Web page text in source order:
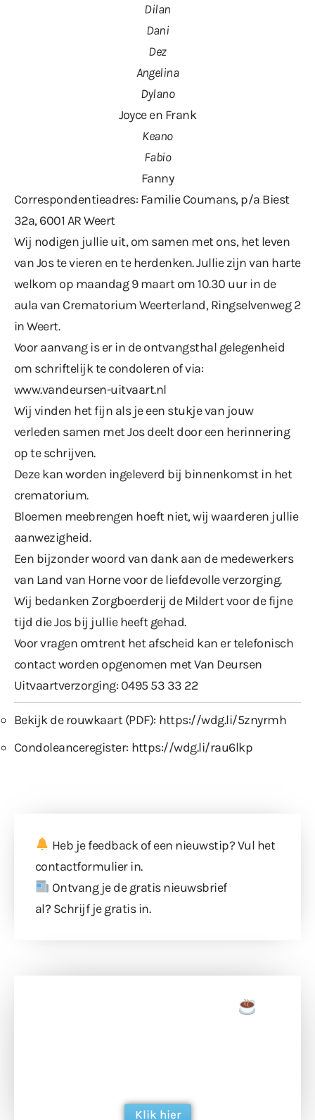
Dilan
Dani
Dez
Angelina
Dylano
Joyce en Frank
Keano
Fabio
Fanny
Correspondentieadres: Familie Coumans, p/a Biest
32a, 6001 AR Weert
Wij nodigen jullie uit, om samen met ons, het leven
van Jos te vieren en te herdenken. Jullie zijn van harte
welkom op maandag 9 maart om 10.30 uur in de
aula van Crematorium Weerterland, Ringselvenweg 2
in Weert.
Voor aanvang is er in de ontvangsthal gelegenheid
om schriftelijk te condoleren of via:
www.vandeursen-uitvaart.nl
Wij vinden het fijn als je een stukje van jouw
verleden samen met Jos deelt door een herinnering
op te schrijven.
Deze kan worden ingeleverd bij binnenkomst in het
crematorium.
Bloemen meebrengen hoeft niet, wij waarderen jullie
aanwezigheid.
Een bijzonder woord van dank aan de medewerkers
van Land van Horne voor de liefdevolle verzorging.
Wij bedanken Zorgboerderij de Mildert voor de fijne
tijd die Jos bij jullie heeft gehad.
Voor vragen omtrent het afscheid kan er telefonisch
contact worden opgenomen met Van Deursen
Uitvaartverzorging: 0495 53 33 22
Bekijk de rouwkaart (PDF): https://wdg.li/5znyrmh
Condoleanceregister: https://wdg.li/rau6lkp
Heb je feedback of een nieuwstip? Vul het
contactformulierin.
Ontvang je de gratis nieuwsbrief
al? Schrijf je gratis in.
Klik hier